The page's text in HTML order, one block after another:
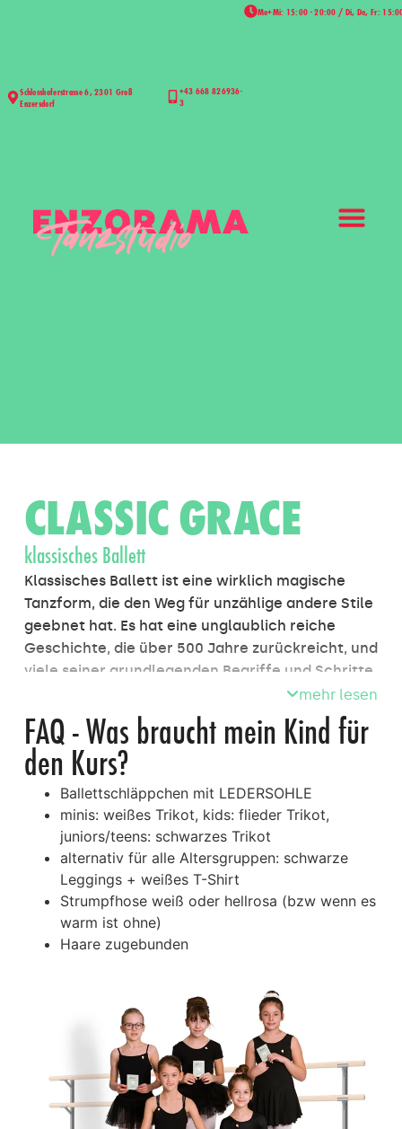
Schlosshoferstrasse 6, 2301 Groß
Enzersdorf
+43 668 826936-
3
Mo+Mi: 15:00 - 20:00 / Di, Do, Fr:
CLASSIC GRACE
klassisches Ballett
Klassisches Ballett ist eine wirklich magische
Tanzform, die den Weg für unzählige andere Stile
geebnet hat. Es hat eine unglaublich reiche
Geschichte, die über 500 Jahre zurückreicht, und
viele seiner grundlegenden Begriffe und Schritte
sind bis heute unverändert geblieben. Wenn wir
im klassischen Ballett lernen und trainieren,
lernen wir das klassische Vokabular, gewinnen
Stärke durch Übungen an der Stange und
Sprüngen. Es ist eine wunderschöne Kunstform,
die uns körperlich und geistig herausfordert und
es uns ermöglicht, uns kreativ auszudrücken,
während wir die Techniken und Traditionen
beherrschen, die seit Jahrhunderten bestehen.
Unsere Choreografie vereint klassische Technik
mit modernen und innovativen Elementen und
mehr lesen
FAQ - Was braucht mein Kind für
den Kurs?
Ballettschläppchen mit LEDERSOHLE
minis: weißes Trikot, kids: flieder Trikot,
juniors/teens: schwarzes Trikot
alternativ für alle Altersgruppen: schwarze
Leggings + weißes T-Shirt
Strumpfhose weiß oder hellrosa (bzw wenn es
warm ist ohne)
Haare zugebunden